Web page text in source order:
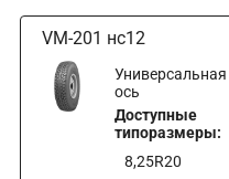
VM-201 нс12
Универсальная
ось
Доступные
типоразмеры:
8,25R20